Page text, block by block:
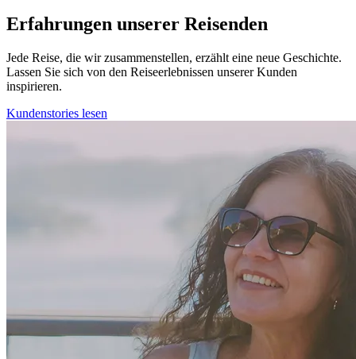
Erfahrungen unserer Reisenden
Jede Reise, die wir zusammenstellen, erzählt eine neue Geschichte.
Lassen Sie sich von den Reiseerlebnissen unserer Kunden
inspirieren.
Kundenstories lesen